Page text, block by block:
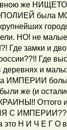
же
была
НО! не
Где замки и
Где
деревнях и
ИМПЕРИИ
были же (и
С
это Н И Ч Е Г О